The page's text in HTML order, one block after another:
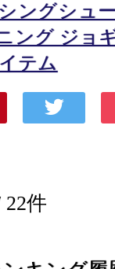
ングシュ
ング ジョ
テム
22件